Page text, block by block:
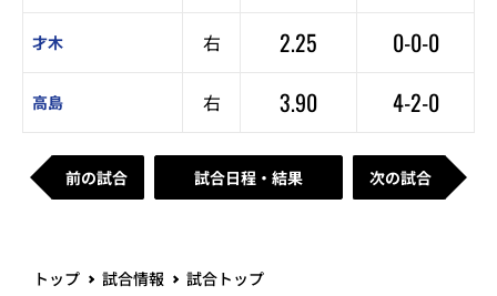
才木 右 2.25 0-0-0
高島 右 3.90 4-2-0
前の試合 試合日程・結果 次の試合
トップ 試合情報 試合トップ